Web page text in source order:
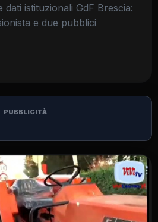
istituzionali GdF Brescia:
e due pubblici
PUBBLICITÀ